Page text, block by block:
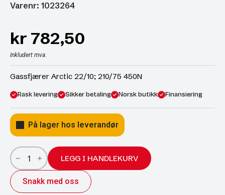
Varenr: 1023264
kr 782,50
Inkludert mva.
Gassfjærer Arctic 22/10; 210/75 450N
Rask levering Sikker betaling Norsk butikk Finansiering
På lager hos leverandør
Gassfjærer
Arctic
22/10;
210/75
450N
antall
LEGG I HANDLEKURV
Snakk med oss